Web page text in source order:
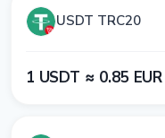
USDT TRC20
1​ USDT ≈ 0​.8​5​ EUR